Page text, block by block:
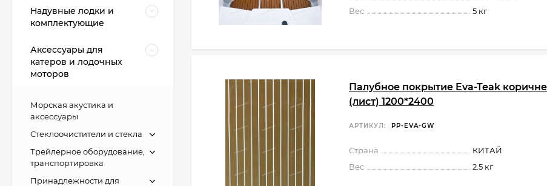
Вес
5 кг
Палубное покрытие Eva-Teak
(лист) 1200*2400
АРТИКУЛ: PP-EVA-GW
Страна
КИТАЙ
Вес
2.5 кг
Надувные лодки и
комплектующие
Аксессуары для
катеров и лодочных
моторов
Морская акустика и
аксессуары
Стеклоочистители и стекла
Трейлерное оборудование,
транспортировка
Принадлежности для